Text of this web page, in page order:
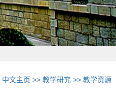
中文主页 >>教学研究 >>教学资源